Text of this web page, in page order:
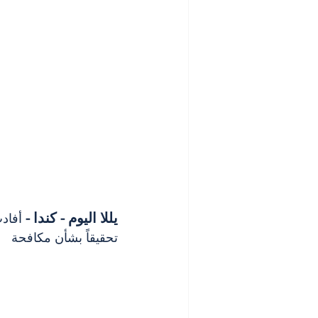
يللا اليوم - كندا -
تحقيقاً بشأن مكافحة